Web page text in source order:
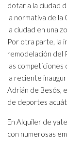
dotar a la ciudad
la normativa de
la ciudad en una
Por otra parte, la
remodelación del
las competiciones
la reciente
Adrián de Besós,
de deportes
En Alquiler de
con numerosas